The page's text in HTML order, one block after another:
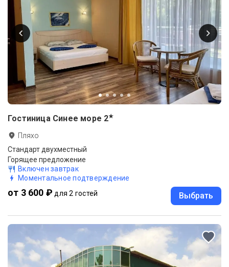
Гостиница Синее море 2★
Пляхо
Стандарт двухместный
Горящее предложение
Включен завтрак
Моментальное подтверждение
от 3 600 ₽ для 2 гостей Выбрать